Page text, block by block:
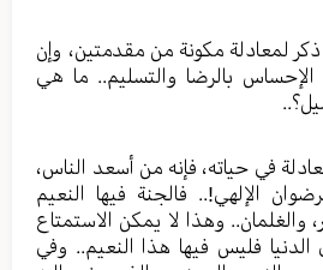
لمعادلة مكونة من مقدمتين، وإن
الإحساس بالرضا والتسليم.. ما هي
في حياته، فإنه من أسعد الناس،
الإلهي!.. فالجنة فيها النعيم
والغلمان.. وهذا لا يمكن الاستمتاع
الدنيا فليس فيها هذا النعيم.. وفي